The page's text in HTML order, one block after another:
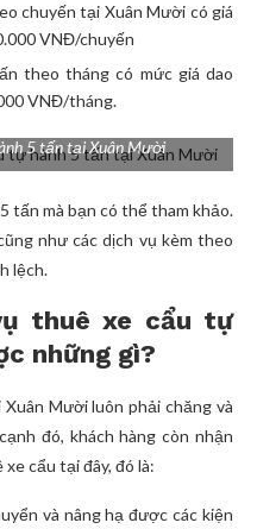
chuyến tại Xuân Mười có giá
VNĐ/chuyến
theo tháng có mức giá dao
VNĐ/tháng.
5 tấn tại Xuân Mười
tấn mà bạn có thể tham khảo.
như các dịch vụ kèm theo
lệch.
thuê xe cẩu tự
những gì?
Mười luôn phải chăng và
đó, khách hàng còn nhận
cẩu tại đây, đó là:
và nâng hạ được các kiện